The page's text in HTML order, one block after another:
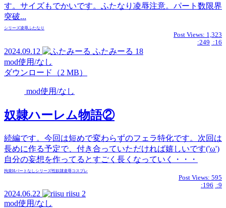
す。サイズもでかいです。ふたなり凌辱注意。パート数限界
突破...
シリーズ凌辱ふたなり
Post Views: 1,323
:249 :16
2024.09.12 ふたみーる 18
mod使用/なし
ダウンロード（2 MB）
mod使用/なし
奴隷ハーレム物語②
続編です。今回は短めで変わらずのフェラ特化です。次回は
長めに作る予定で、付き合っていただければ嬉しいです('ω')
自分の妄想を作ってるとすごく長くなっていく・・・
拘束Hパートなし シリーズ性奴隷凌辱コスプレ
Post Views: 595
:196 :9
2024.06.22 riisu 2
mod使用/なし